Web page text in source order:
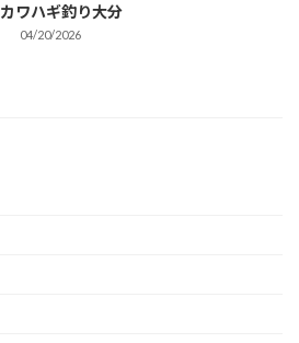
カワハギ釣り大分
04/20/2026